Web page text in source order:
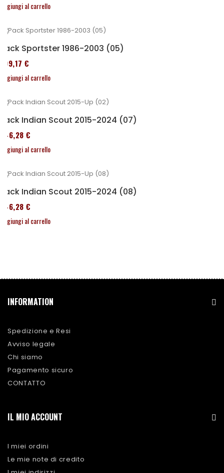
Aggiungi al carrello
Pack Sportster 1986-2003 (05)
299,17 €
Aggiungi al carrello
Pack Indian Scout 2015-2024 (07)
246,28 €
Aggiungi al carrello
Pack Indian Scout 2015-2024 (08)
246,28 €
Aggiungi al carrello
INFORMATION
Spedizione e Resi
Avviso legale
Chi siamo
Pagamento sicuro
CONTATTO
IL MIO ACCOUNT
I miei ordini
Le mie note di credito